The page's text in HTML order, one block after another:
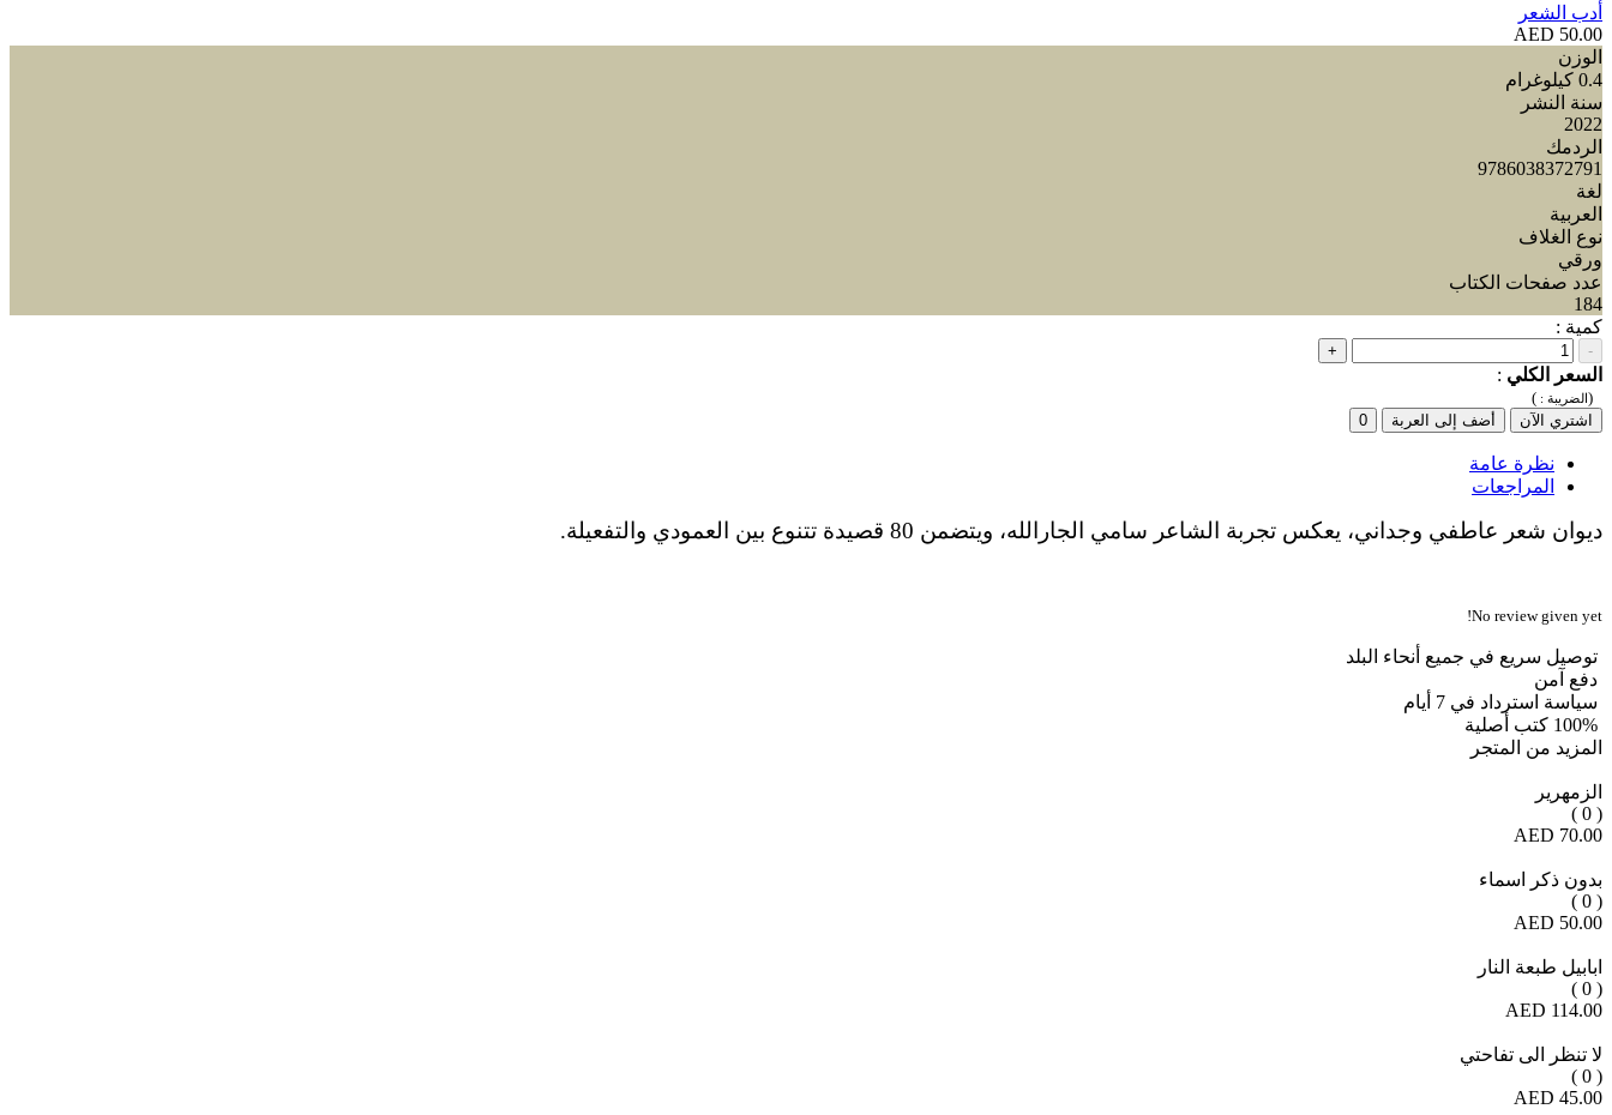
أدب الشعر
50.00 AED
الوزن
0.4 كيلوغرام
سنة النشر
2022
الردمك
9786038372791
لغة
العربية
نوع الغلاف
ورقي
عدد صفحات الكتاب
184
كمية :
-
+
السعر الكلي :
(الضريبة : )
اشتري الآن
أضف إلى العربة 0
نظرة عامة
المراجعات
ديوان شعر عاطفي وجداني، يعكس تجربة الشاعر سامي الجارالله، ويتضمن 80 قصيدة تتنوع بين العمودي والتفعيلة.
No review given yet!
توصيل سريع في جميع أنحاء البلد
دفع آمن
سياسة استرداد في 7 أيام
100% كتب أصلية
المزيد من المتجر
الزمهرير
( 0 )
70.00 AED
بدون ذكر اسماء
( 0 )
50.00 AED
ابابيل طبعة النار
( 0 )
114.00 AED
لا تنظر الى تفاحتي
( 0 )
45.00 AED